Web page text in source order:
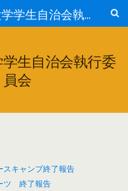
大阪産業大学学生自治会執行委員会
生自治会執行委
員会
キャンプ終了報告
ツ 終了報告